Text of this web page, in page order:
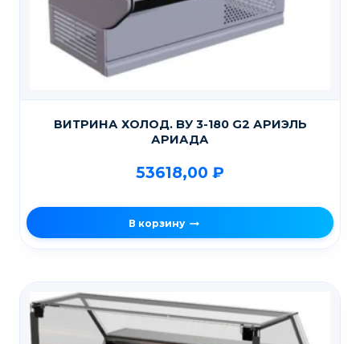
ВИТРИНА ХОЛОД. BУ 3-180 G2 АРИЭЛЬ
АРИАДА
53618,00 ₽
В корзину